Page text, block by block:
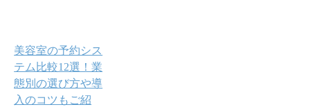
美容室の予約シス
テム比較12選！業
態別の選び方や導
入のコツもご紹